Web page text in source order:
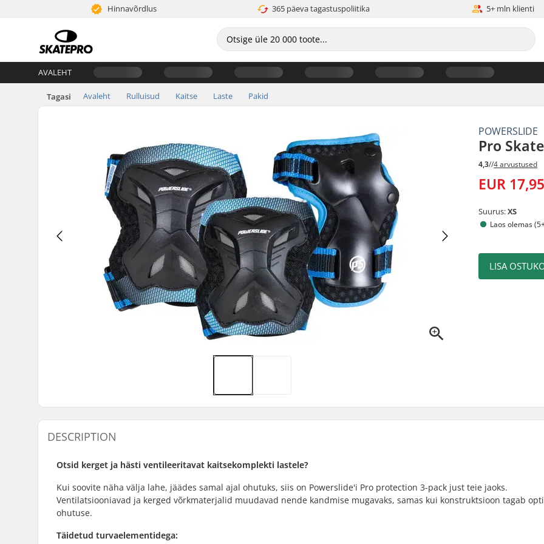
Hinnavõrdlus 365 päeva tagastuspoliitika 5+ mln klienti
AVALEHT
Tagasi Avaleht Rulluisud Kaitse Laste Pakid
POWERSLIDE
Pro
4,3//4 arvustused
EUR 17,95
Suurus:XS
Laos olemas
LISA
DESCRIPTION
Otsid kerget ja hästi ventileeritavat kaitsekomplekti lastele?
Kui soovite näha välja lahe, jäädes samal ajal ohutuks, siis on Powerslide'i Pro protection 3-pack just teie jaoks.
Ventilatsiooniavad ja kerged võrkmaterjalid muudavad nende kandmise mugavaks, samas kui konstruktsioon tagab
ohutuse.
Täidetud turvaelementidega: